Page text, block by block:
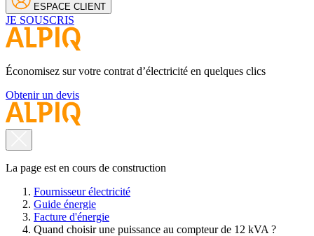
ESPACE CLIENT
JE SOUSCRIS
Économisez sur votre contrat d’électricité en quelques clics
Obtenir un devis
La page est en cours de construction
Fournisseur électricité
Guide énergie
Facture d'énergie
Quand choisir une puissance au compteur de 12 kVA ?